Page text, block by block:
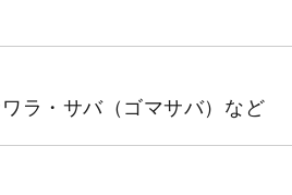
ラ・サバ（ゴマサバ）など